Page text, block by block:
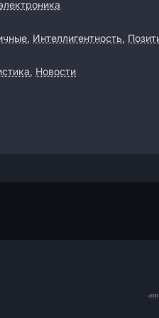
, Интеллигентность,
, Новости